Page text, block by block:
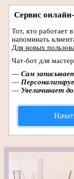
Сервис
Тот, кто работает
напоминать
Для новых
Чат-бот для
— Сам
—
— Увеличивает